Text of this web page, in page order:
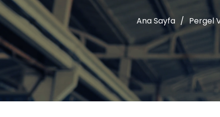
Ana Sayfa / Pergel